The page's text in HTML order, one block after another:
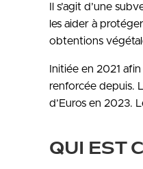
Il s’agit d’une
les aider à
obtentions
Initiée en 2021
renforcée depuis.
d’Euros en 2023.
QUI EST